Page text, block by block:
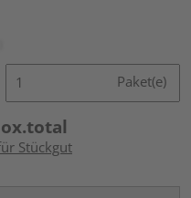
Paket(e)
Stückgut